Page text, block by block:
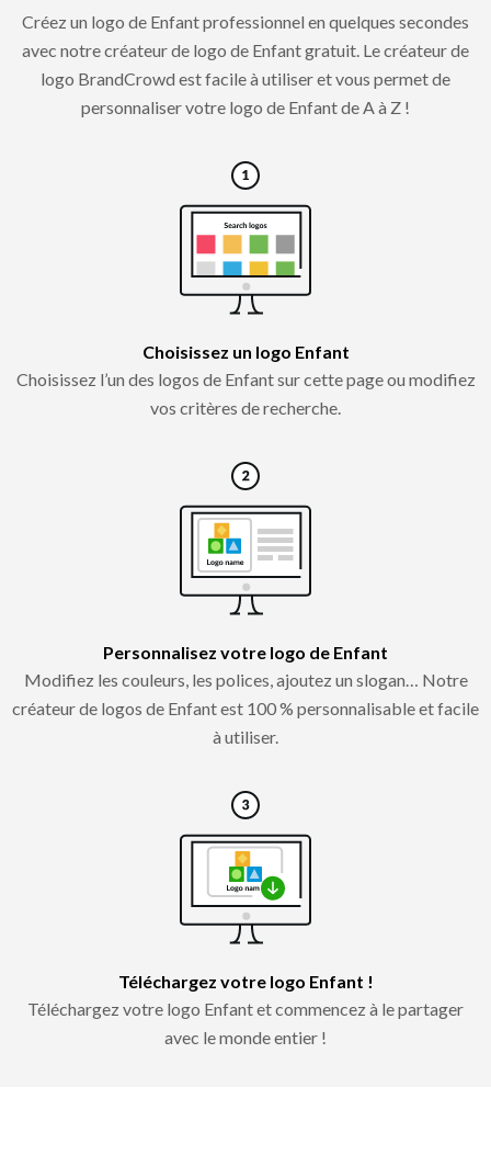
Créez un logo de Enfant professionnel en quelques secondes
avec notre créateur de logo de Enfant gratuit. Le créateur de
logo BrandCrowd est facile à utiliser et vous permet de
personnaliser votre logo de Enfant de A à Z !
Choisissez un logo Enfant
Choisissez l’un des logos de Enfant sur cette page ou modifiez
vos critères de recherche.
Personnalisez votre logo de Enfant
Modifiez les couleurs, les polices, ajoutez un slogan… Notre
créateur de logos de Enfant est 100 % personnalisable et facile
à utiliser.
Téléchargez votre logo Enfant !
Téléchargez votre logo Enfant et commencez à le partager
avec le monde entier !